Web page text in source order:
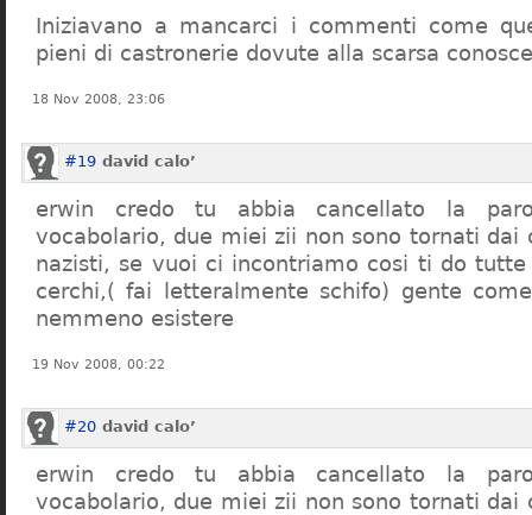
Iniziavano a mancarci i commenti come
pieni di castronerie dovute alla scarsa
18 Nov 2008, 23:06
#19 david calo’
erwin credo tu abbia cancellato la
vocabolario, due miei zii non sono tornati dai
nazisti, se vuoi ci incontriamo cosi ti do tutte
cerchi,( fai letteralmente schifo) gente
nemmeno esistere
19 Nov 2008, 00:22
#20 david calo’
erwin credo tu abbia cancellato la
vocabolario, due miei zii non sono tornati dai